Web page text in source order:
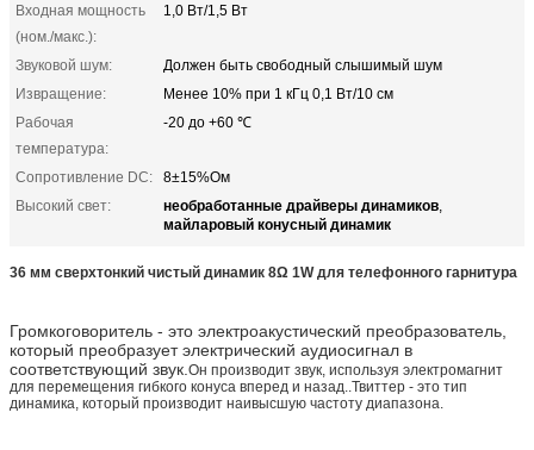
Входная мощность
(ном./макс.):
1,0 Вт/1,5 Вт
Звуковой шум:
Должен быть свободный слышимый шум
Извращение:
Менее 10% при 1 кГц 0,1 Вт/10 см
Рабочая
температура:
-20 до +60 ℃
Сопротивление DC:
8±15%Ом
Высокий свет:
необработанные драйверы динамиков,
майларовый конусный динамик
36 мм сверхтонкий чистый динамик 8Ω 1W для телефонного гарнитура
Громкоговоритель - это электроакустический преобразователь,
который преобразует электрический аудиосигнал в
соответствующий звук. Он производит звук, используя электромагнит
для перемещения гибкого конуса вперед и назад..Твиттер - это тип
динамика, который производит наивысшую частоту диапазона.